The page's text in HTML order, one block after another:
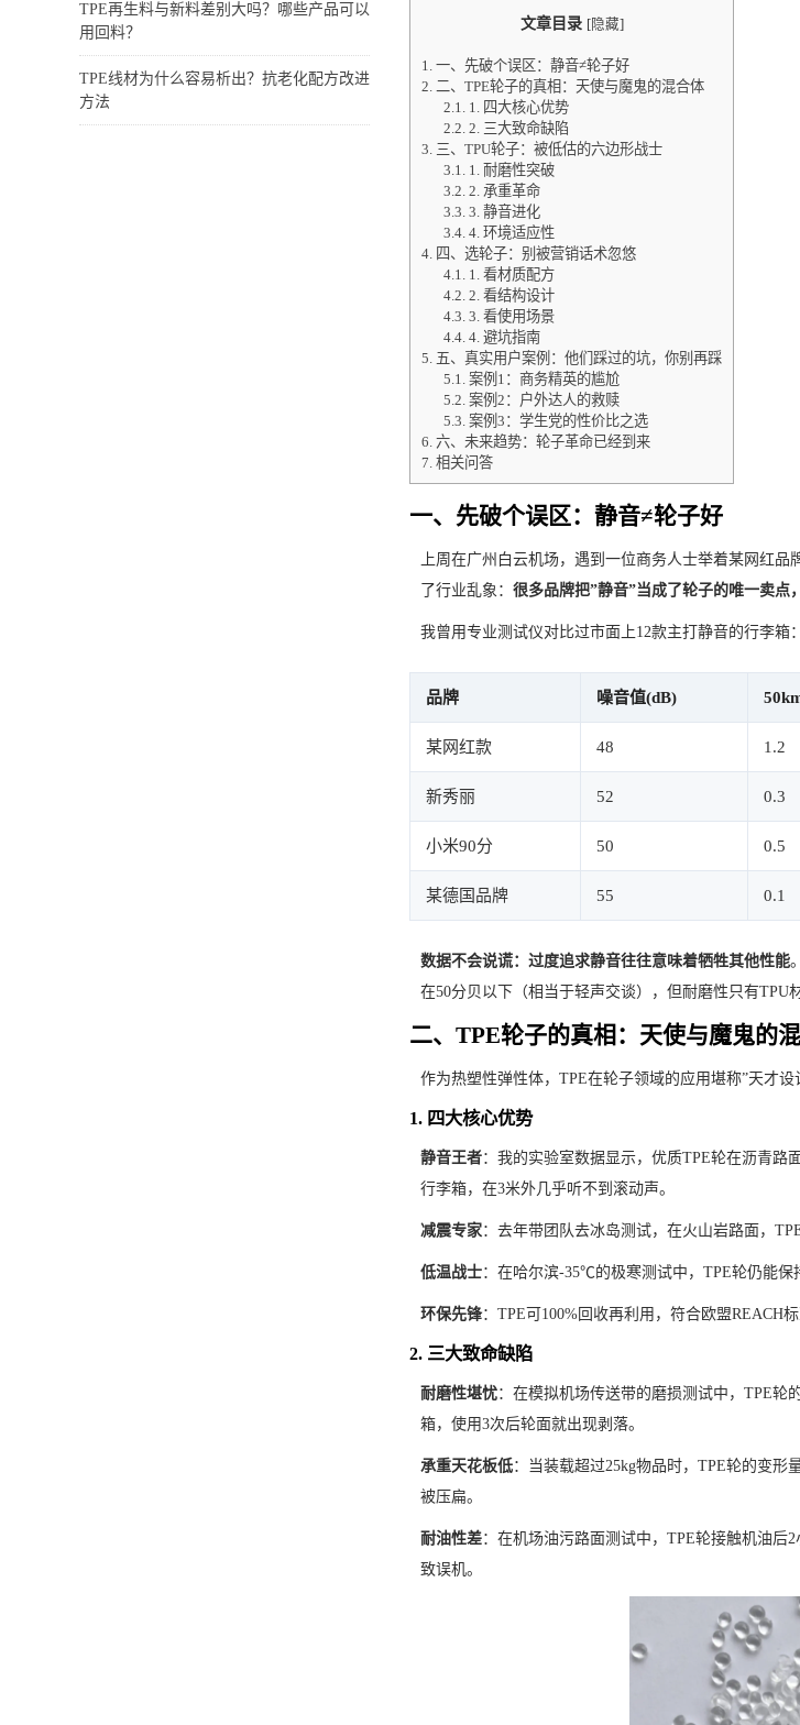
TPE再生料与新料差别大吗？哪些产品可以
用回料？
TPE线材为什么容易析出？抗老化配方改进
方法
文章目录 [隐藏]
1. 一、先破个误区：静音≠轮子好
2. 二、TPE轮子的真相：天使与魔鬼的混合体
2.1.
1. 四大核心优势
2.2. 2. 三大致命缺陷
3. 三、TPU轮子：被低估的六边形战士
3.1.
1. 耐磨性突破
3.2. 2. 承重革命
3.3. 3. 静音进化
3.4. 4. 环境适应性
4. 四、选轮子：别被营销话术忽悠
4.1.
1. 看材质配方
4.2. 2. 看结构设计
4.3. 3. 看使用场景
4.4. 4. 避坑指南
5. 五、真实用户案例：他们踩过的坑，你别再踩
5.1. 案例1：商务精英的尴尬
5.2. 案例2：户外达人的救赎
5.3. 案例3：学生党的性价比之选
6. 六、未来趋势：轮子革命已经到来
7. 相关问答
一、先破个误区：静音≠轮子好
上周在广州白云机场，遇到一位商务人士举着某网红
了行业乱象： 很多品牌把”静音”当成了轮子的唯一卖
我曾用专业测试仪对比过市面上12款主打静音的行李箱：
品牌 噪音值(dB)
某网红款 48 1.2
新秀丽 52 0.3
小米90分 50 0.5
某德国品牌 55 0.1
数据不会说谎：过度追求静音往往意味着牺牲其他性能
在50分贝以下（相当于轻声交谈），但耐磨性只有TPU
二、TPE轮子的真相：天使与魔鬼的
作为热塑性弹性体，TPE在轮子领域的应用堪称”天才设
1. 四大核心优势
静音王者：我的实验室数据显示，优质TPE轮在沥青路
行李箱，在3米外几乎听不到滚动声。
减震专家：去年带团队去冰岛测试，在火山岩路面，
低温战士：在哈尔滨-35℃的极寒测试中，TPE轮仍能
环保先锋：TPE可100%回收再利用，符合欧盟REACH
2. 三大致命缺陷
耐磨性堪忧：在模拟机场传送带的磨损测试中，TPE轮
箱，使用3次后轮面就出现剥落。
承重天花板低：当装载超过25kg物品时，TPE轮的变形
被压扁。
耐油性差：在机场油污路面测试中，TPE轮接触机油后
致误机。